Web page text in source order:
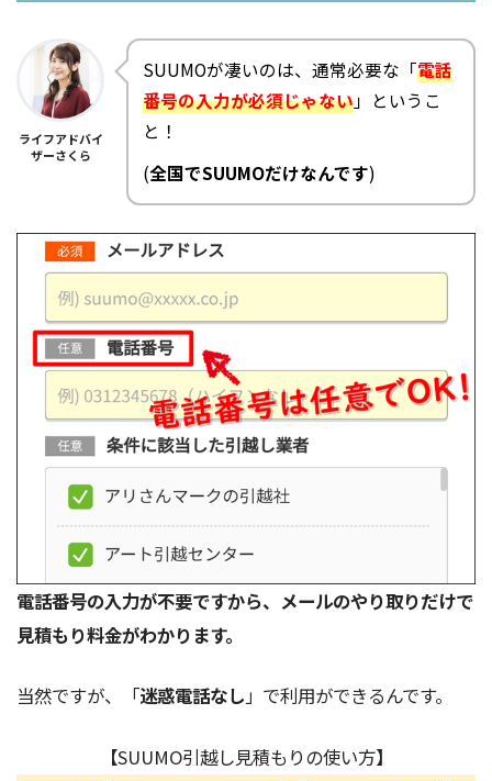
ライフアドバイ
ザーさくら
SUUMOが凄いのは、通常必要な「電話
番号の入力が必須じゃない」というこ
と！
(全国でSUUMOだけなんです)
電話番号の入力が不要ですから、メールのやり取りだけで
見積もり料金がわかります。
当然ですが、「迷惑電話なし」で利用ができるんです。
【SUUMO引越し見積もりの使い方】